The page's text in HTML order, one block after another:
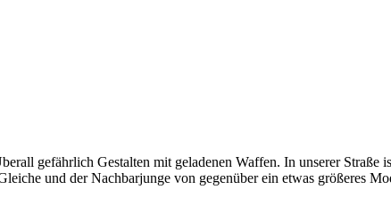
gefährlich Gestalten mit geladenen Waffen. In unserer Straße
und der Nachbarjunge von gegenüber ein etwas größeres